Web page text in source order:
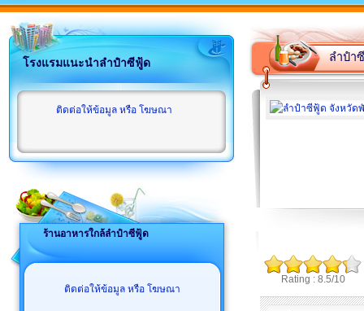
โรงแรมแนะนำลำปำซีฟู้ด
ติดต่อให้ข้อมูล หรือ โฆษณา
ร้านอาหารใกล้ลำปำซีฟู้ด
ติดต่อให้ข้อมูล หรือ โฆษณา
ลำปำ
Rating : 8.5/10